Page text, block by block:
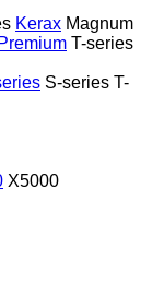
Kerax Magnum
Premium T-series
S-series T-
X5000